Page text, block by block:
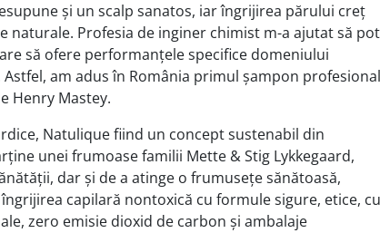
și un scalp sanatos, iar îngrijirea părului creț
naturale. Profesia de inginer chimist m-a ajutat să pot
să ofere performanțele specifice domeniului
am adus în România primul șampon profesional
Henry Mastey.
Natulique fiind un concept sustenabil din
unei frumoase familii Mette & Stig Lykkegaard,
dar și de a atinge o frumusețe sănătoasă,
capilară nontoxică cu formule sigure, etice, cu
zero emisie dioxid de carbon și ambalaje